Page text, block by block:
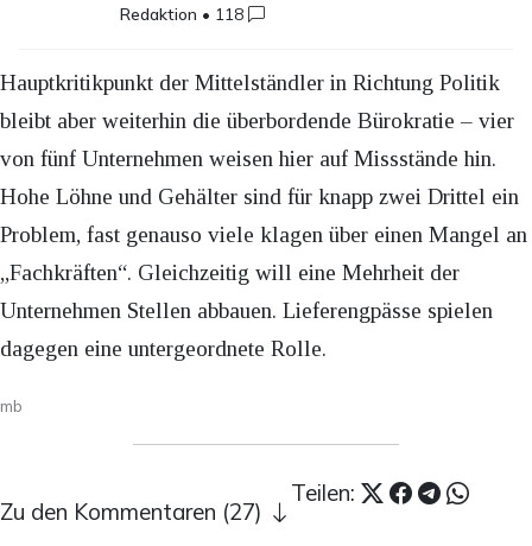
Redaktion • 118
Hauptkritikpunkt der Mittelständler in Richtung Politik
bleibt aber weiterhin die überbordende Bürokratie – vier
von fünf Unternehmen weisen hier auf Missstände hin.
Hohe Löhne und Gehälter sind für knapp zwei Drittel ein
Problem, fast genauso viele klagen über einen Mangel an
„Fachkräften“. Gleichzeitig will eine Mehrheit der
Unternehmen Stellen abbauen. Lieferengpässe spielen
dagegen eine untergeordnete Rolle.
mb
Teilen:
Zu den Kommentaren (27)